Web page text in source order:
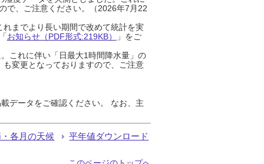
で、ご注意ください。（2026年7月22
までより長い期間で改めて統計を実
お知らせ（PDF形式:219KB）
」をご
これに伴い「日最大1時間降水量」の
変更となっておりますので、ご注意
データをご確認ください。 なお、主
各月の天候 平年値ダウンロード